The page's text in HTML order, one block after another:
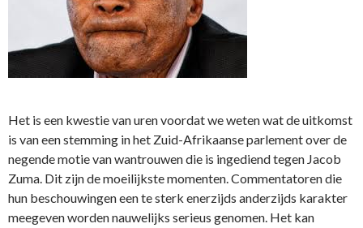
Het is een kwestie van uren voordat we weten wat de uitkomst
is van een stemming in het Zuid-Afrikaanse parlement over de
negende motie van wantrouwen die is ingediend tegen Jacob
Zuma. Dit zijn de moeilijkste momenten. Commentatoren die
hun beschouwingen een te sterk enerzijds anderzijds karakter
meegeven worden nauwelijks serieus genomen. Het kan